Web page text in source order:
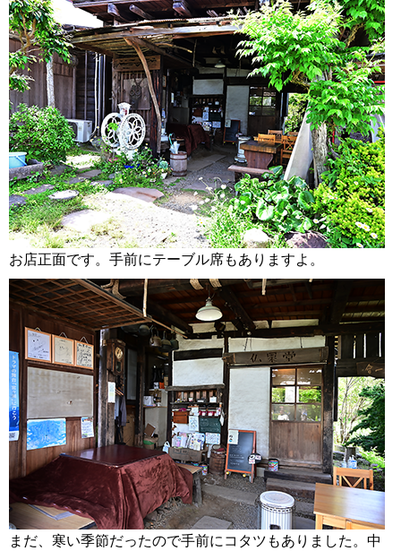
お店正面です。手前にテーブル席もありますよ。
まだ、寒い季節だったので手前にコタツもありました。中